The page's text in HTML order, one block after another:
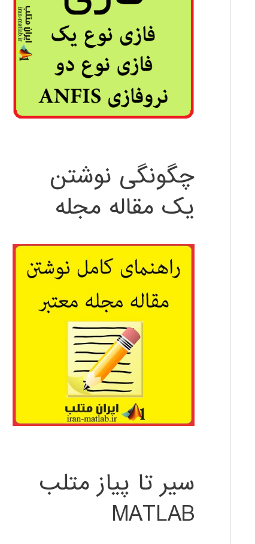
چگونگی نوشتن
یک مقاله مجله
سیر تا پیاز متلب
MATLAB